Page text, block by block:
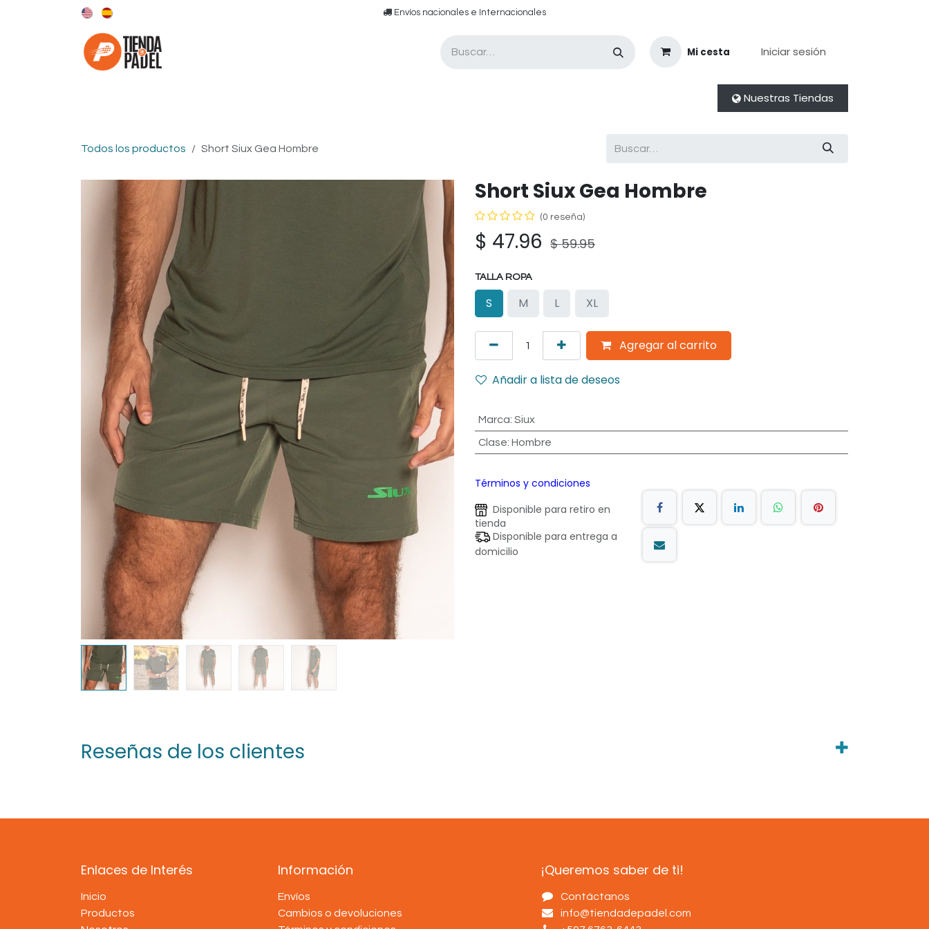
​​ E​nvíos nacionales e ​​​Internacionales​
Mi cesta Iniciar sesión
Nuestras Tiendas
Todos los productos Short Siux Gea Hombre
Short Siux Gea Hombre
(0 reseña)
$ 47.96 $59.95
TALLA ROPA
S M L XL
Agregar al carrito
Añadir a lista de deseos
Marca: Siux
Clase: Hombre
Términos y condiciones
Disponible para retiro en
tienda
Disponible para entrega a
domicilio
Reseñas de los clientes
Enlaces de Interés
Inicio
Productos
Información
Envíos
Cambios o devoluciones
¡Queremos saber de ti!
Contáctanos
info@tiendadepadel.com